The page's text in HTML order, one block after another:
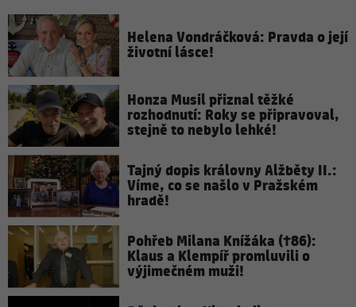
Helena Vondráčková: Pravda o její
životní lásce!
Honza Musil přiznal těžké
rozhodnutí: Roky se připravoval,
stejně to nebylo lehké!
Tajný dopis královny Alžběty II.:
Víme, co se našlo v Pražském
hradě!
Pohřeb Milana Knížáka (†86):
Klaus a Klempíř promluvili o
výjimečném muži!